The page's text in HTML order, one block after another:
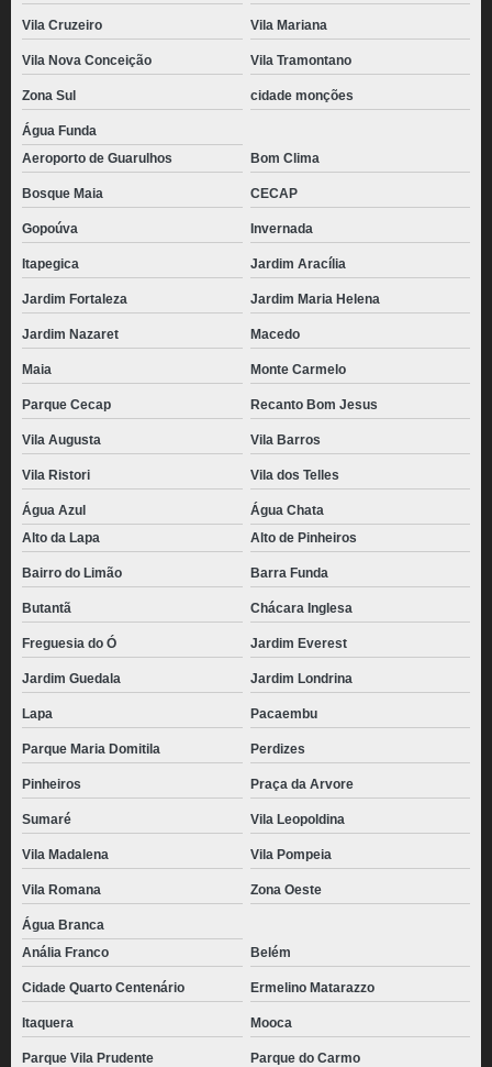
Vila Cruzeiro Vila Mariana
Vila Nova Conceição Vila Tramontano
Zona Sul cidade monções
Água Funda
Aeroporto de Guarulhos
Bom Clima
Bosque Maia CECAP
Gopoúva Invernada
Itapegica Jardim Aracília
Jardim Fortaleza Jardim Maria Helena
Jardim Nazaret Macedo
Maia Monte Carmelo
Parque Cecap Recanto Bom Jesus
Vila Augusta Vila Barros
Vila Ristori Vila dos Telles
Água Azul
Água Chata
Alto da Lapa
Alto de Pinheiros
Bairro do Limão Barra Funda
Butantã Chácara Inglesa
Freguesia do Ó Jardim Everest
Jardim Guedala Jardim Londrina
Lapa Pacaembu
Parque Maria Domitila Perdizes
Pinheiros Praça da Arvore
Sumaré Vila Leopoldina
Vila Madalena Vila Pompeia
Vila Romana Zona Oeste
Água Branca
Anália Franco
Belém
Cidade Quarto Centenário Ermelino Matarazzo
Itaquera Mooca
Parque Vila Prudente Parque do Carmo